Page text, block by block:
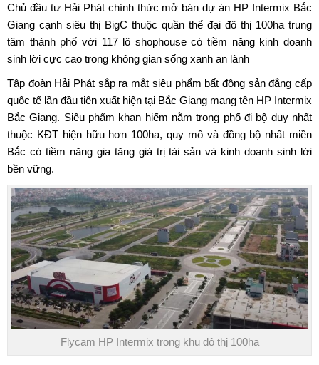
Chủ đầu tư Hải Phát chính thức mở bán dự án HP Intermix Bắc
Giang cạnh siêu thị BigC thuộc quần thể đại đô thị 100ha trung
tâm thành phố với 117 lô shophouse có tiềm năng kinh doanh
sinh lời cực cao trong không gian sống xanh an lành
Tập đoàn Hải Phát sắp ra mắt siêu phẩm bất động sản đẳng cấp
quốc tế lần đầu tiên xuất hiện tại Bắc Giang mang tên HP Intermix
Bắc Giang. Siêu phẩm khan hiếm nằm trong phố đi bộ duy nhất
thuộc KĐT hiện hữu hơn 100ha, quy mô và đồng bộ nhất miền
Bắc có tiềm năng gia tăng giá trị tài sản và kinh doanh sinh lời
bền vững.
Flycam HP Intermix trong khu đô thị 100ha